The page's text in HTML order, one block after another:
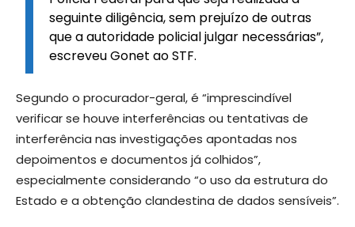
seguinte diligência, sem prejuízo de outras
que a autoridade policial julgar necessárias”,
escreveu Gonet ao STF.
Segundo o procurador-geral, é “imprescindível
verificar se houve interferências ou tentativas de
interferência nas investigações apontadas nos
depoimentos e documentos já colhidos”,
especialmente considerando “o uso da estrutura do
Estado e a obtenção clandestina de dados sensíveis”.